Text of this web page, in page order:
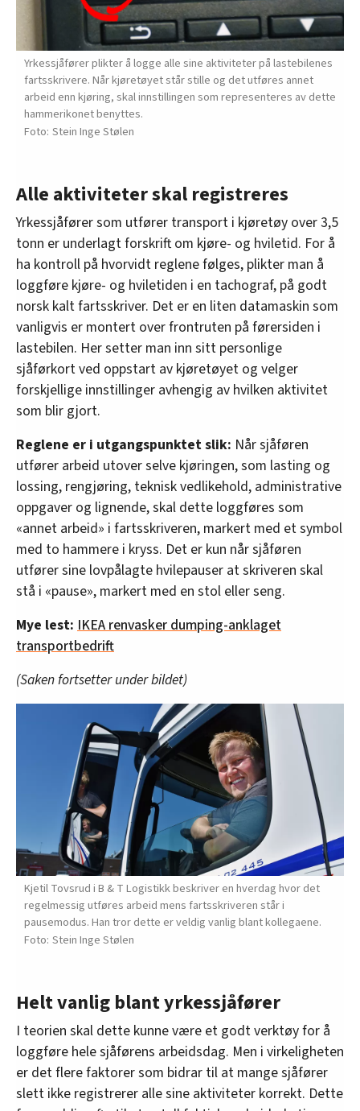
Yrkessjåfører plikter å logge alle sine aktiviteter på lastebilenes
fartsskrivere. Når kjøretøyet står stille og det utføres annet
arbeid enn kjøring, skal innstillingen som representeres av dette
hammerikonet benyttes.
Stein Inge Stølen
Alle aktiviteter skal registreres
Yrkessjåfører som utfører transport i kjøretøy over 3,5
tonn er underlagt forskrift om kjøre- og hviletid. For å
ha kontroll på hvorvidt reglene følges, plikter man å
loggføre kjøre- og hviletiden i en tachograf, på godt
norsk kalt fartsskriver. Det er en liten datamaskin som
vanligvis er montert over frontruten på førersiden i
lastebilen. Her setter man inn sitt personlige
sjåførkort ved oppstart av kjøretøyet og velger
forskjellige innstillinger avhengig av hvilken aktivitet
som blir gjort.
Reglene er i utgangspunktet slik: Når sjåføren
utfører arbeid utover selve kjøringen, som lasting og
lossing, rengjøring, teknisk vedlikehold, administrative
oppgaver og lignende, skal dette loggføres som
«annet arbeid» i fartsskriveren, markert med et symbol
med to hammere i kryss. Det er kun når sjåføren
utfører sine lovpålagte hvilepauser at skriveren skal
stå i «pause», markert med en stol eller seng.
Mye lest: IKEA renvasker dumping-anklaget
transportbedrift
(Saken fortsetter under bildet)
Kjetil Tovsrud i B & T Logistikk beskriver en hverdag hvor det
regelmessig utføres arbeid mens fartsskriveren står i
pausemodus. Han tror dette er veldig vanlig blant kollegaene.
Stein Inge Stølen
Helt vanlig blant yrkessjåfører
I teorien skal dette kunne være et godt verktøy for å
loggføre hele sjåførens arbeidsdag. Men i virkeligheten
er det flere faktorer som bidrar til at mange sjåfører
slett ikke registrerer alle sine aktiviteter korrekt. Dette